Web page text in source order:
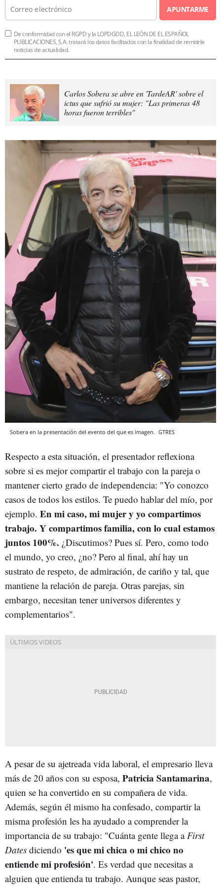
APUNTARME
De conformidad con el RGPD y la LOPDGDD, EL LEÓN DE EL ESPAÑOL
PUBLICACIONES, S.A. tratará los datos facilitados con la finalidad de remitirle
noticias de actualidad.
Carlos Sobera se abre en 'TardeAR' sobre el
ictus que sufrió su mujer: "Las primeras 48
horas fueron terribles"
Sobera en la presentación del evento del que es imagen. GTRES
Respecto a esta situación, el presentador reflexiona
sobre si es mejor compartir el trabajo con la pareja o
mantener cierto grado de independencia: "Yo conozco
casos de todos los estilos. Te puedo hablar del mío, por
ejemplo. En mi caso, mi mujer y yo compartimos
trabajo. Y compartimos familia, con lo cual estamos
juntos 100%. ¿Discutimos? Pues sí. Pero, como todo
el mundo, yo creo, ¿no? Pero al final, ahí hay un
sustrato de respeto, de admiración, de cariño y tal, que
mantiene la relación de pareja. Otras parejas, sin
embargo, necesitan tener universos diferentes y
complementarios".
A pesar de su ajetreada vida laboral, el empresario lleva
más de 20 años con su esposa, Patricia Santamarina,
quien se ha convertido en su compañera de vida.
Además, según él mismo ha confesado, compartir la
misma profesión les ha ayudado a comprender la
importancia de su trabajo: "Cuánta gente llega aFirst
Dates diciendo 'es que mi chica o mi chico no
entiende mi profesión'. Es verdad que necesitas a
alguien que entienda tu trabajo. Aunque seas pastor,